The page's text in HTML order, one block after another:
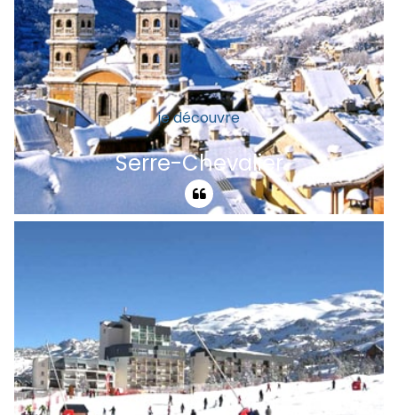
Serre-Chevalier
superbe sur les Ecrins, installations
modernes, de belles descentes dans les
mélèzes, que du bonheur.
je découvre